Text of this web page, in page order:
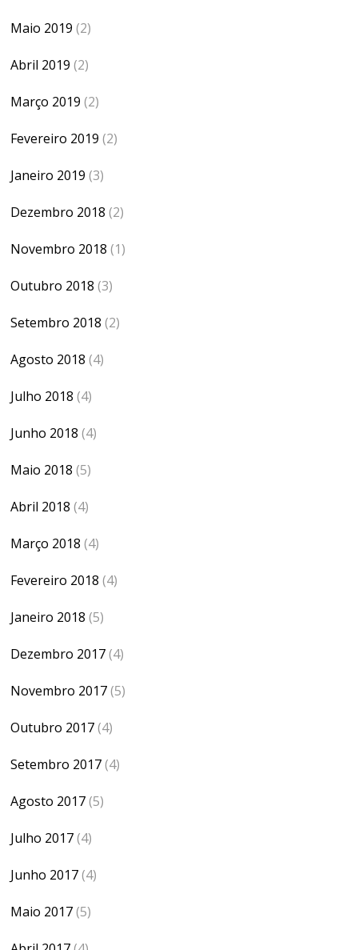
Maio 2019 (2)
Abril 2019 (2)
Março 2019 (2)
Fevereiro 2019 (2)
Janeiro 2019 (3)
Dezembro 2018 (2)
Novembro 2018 (1)
Outubro 2018 (3)
Setembro 2018 (2)
Agosto 2018 (4)
Julho 2018 (4)
Junho 2018 (4)
Maio 2018 (5)
Abril 2018 (4)
Março 2018 (4)
Fevereiro 2018 (4)
Janeiro 2018 (5)
Dezembro 2017(4)
Novembro 2017(5)
Outubro 2017(4)
Setembro 2017(4)
Agosto 2017(5)
Julho 2017(4)
Junho 2017(4)
Maio 2017(5)